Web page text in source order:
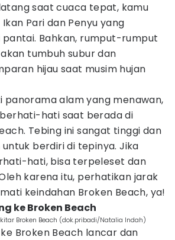
saat cuaca tepat, kamu
Pari dan Penyu yang
Bahkan, rumput-rumput
tumbuh subur dan
hijau saat musim hujan
panorama alam yang menawan,
hati saat berada di
Tebing ini sangat tinggi dan
berdiri di tepinya. Jika
hati, bisa terpeleset dan
karena itu, perhatikan jarak
keindahan Broken Beach, ya!
ke Broken Beach
Broken Beach (dok.pribadi/Natalia Indah)
Broken Beach lancar dan